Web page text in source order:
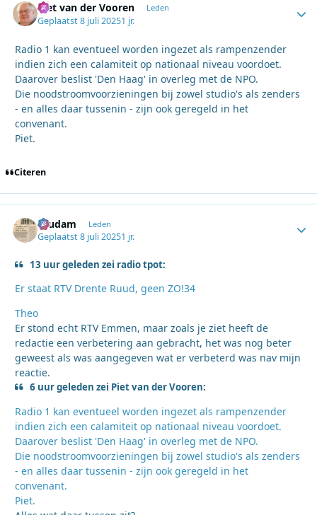
Piet van der Vooren Leden
Geplaatst8 juli 20251 jr.
Radio 1 kan eventueel worden ingezet als rampenzender
indien zich een calamiteit op nationaal niveau voordoet.
Daarover beslist 'Den Haag' in overleg met de NPO.
Die noodstroomvoorzieningen bij zowel studio's als zenders
- en alles daar tussenin - zijn ook geregeld in het
convenant.
Piet.
Citeren
ruudam Leden
Geplaatst8 juli 20251 jr.
13 uur geleden zei radio tpot:
Er staat RTV Drente Ruud, geen ZO!34
Theo
Er stond echt RTV Emmen, maar zoals je ziet heeft de
redactie een verbetering aan gebracht, het was nog beter
geweest als was aangegeven wat er verbeterd was nav mijn
reactie.
6 uur geleden zei Piet van der Vooren:
Radio 1 kan eventueel worden ingezet als rampenzender
indien zich een calamiteit op nationaal niveau voordoet.
Daarover beslist 'Den Haag' in overleg met de NPO.
Die noodstroomvoorzieningen bij zowel studio's als zenders
- en alles daar tussenin - zijn ook geregeld in het
convenant.
Piet.